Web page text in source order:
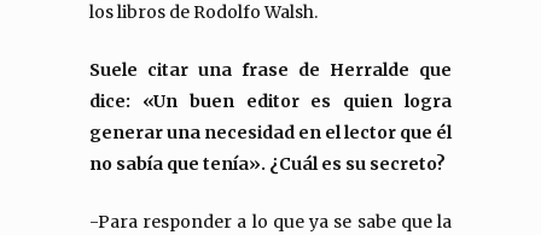
los libros de Rodolfo Walsh.
Suele citar una frase de Herralde que
dice: «Un buen editor es quien logra
generar una necesidad en el lector que él
no sabía que tenía». ¿Cuál es su secreto?
-Para responder a lo que ya se sabe que la